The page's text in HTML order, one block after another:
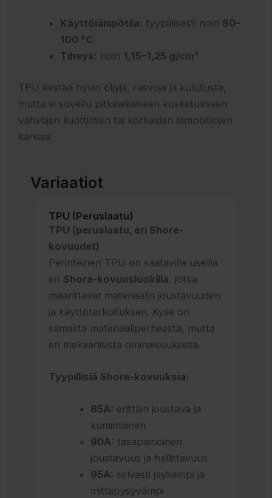
Käyttölämpötila: tyypillisesti noin 80–
100 °C
Tiheys: noin 1,15–1,25 g/cm³
TPU kestää hyvin öljyjä, rasvoja ja kulutusta,
mutta ei sovellu pitkäaikaiseen kosketukseen
vahvojen liuottimien tai korkeiden lämpötilojen
kanssa.
Variaatiot
TPU (Peruslaatu)
TPU (peruslaatu, eri Shore-
kovuudet)
Perinteinen TPU on saatavilla useilla
eri Shore-kovuusluokilla, jotka
määrittävät materiaalin joustavuuden
ja käyttötarkoituksen. Kyse on
samasta materiaaliperheestä, mutta
eri mekaanisista ominaisuuksista.
Tyypillisiä Shore-kovuuksia:
85A: erittäin joustava ja
kumimainen
90A: tasapainoinen
joustavuus ja hallittavuus
95A: selvästi jäykempi ja
mittapysyvämpi